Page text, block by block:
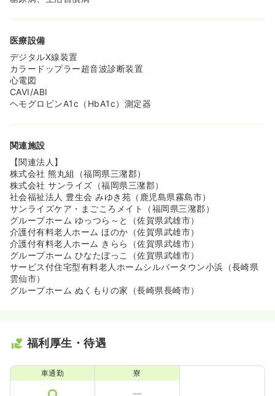
医療設備
デジタルX線装置
カラードップラー超音波診断装置
心電図
CAVI/ABI
ヘモグロビンA1c（HbA1c）測定器
関連施設
【関連法人】
株式会社 熊丸組（福岡県三潴郡）
株式会社 サンライズ（福岡県三潴郡）
社会福祉法人 豊生会 みゆき苑（鹿児島県霧島市）
サンライズケア・まごころメイト（福岡県三潴郡）
グループホーム ゆっつら～と（佐賀県武雄市）
介護付有料老人ホーム ほのか（佐賀県武雄市）
介護付有料老人ホーム きらら（佐賀県武雄市）
グループホーム ひなたぼっこ（佐賀県武雄市）
サービス付住宅型有料老人ホームシルバータウン小浜（長崎県
雲仙市）
グループホーム ぬくもりの家（長崎県長崎市）
福利厚生・待遇
車通勤 寮